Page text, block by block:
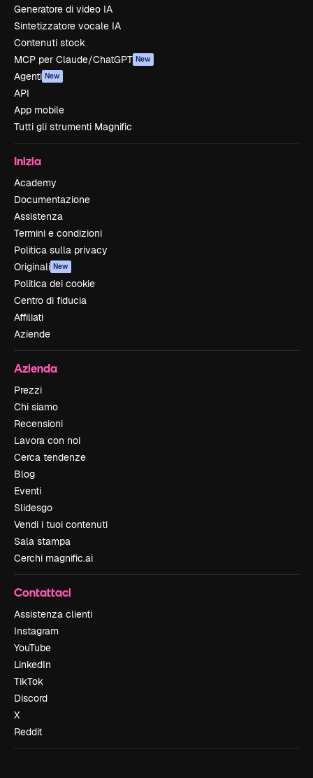
Generatore di video IA
Sintetizzatore vocale IA
Contenuti stock
MCP per Claude/ChatGPT New
Agenti New
API
App mobile
Tutti gli strumenti Magnific
Inizia
Academy
Documentazione
Assistenza
Termini e condizioni
Politica sulla privacy
Originali New
Politica dei cookie
Centro di fiducia
Affiliati
Aziende
Azienda
Prezzi
Chi siamo
Recensioni
Lavora con noi
Cerca tendenze
Blog
Eventi
Slidesgo
Vendi i tuoi contenuti
Sala stampa
Cerchi magnific.ai
Contattaci
Assistenza clienti
Instagram
YouTube
LinkedIn
TikTok
Discord
X
Reddit